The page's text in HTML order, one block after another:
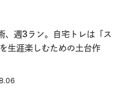
、週3ラン。自宅トレは「ス
生涯楽しむための土台作